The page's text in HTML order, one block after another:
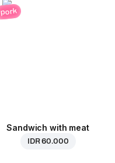
pork
Sandwich with meat
IDR 60.000